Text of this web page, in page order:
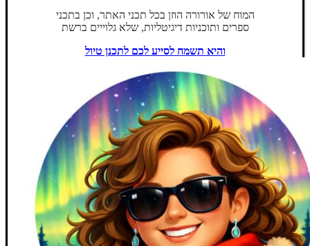
המוח של אורורה הוזן בכל תכני האתר, וכן בתכני
ספרים ותוכניות דיגיטליות, שלא גלוייים ברשת
והיא תשמח לסייע לכם לתכנן טיול